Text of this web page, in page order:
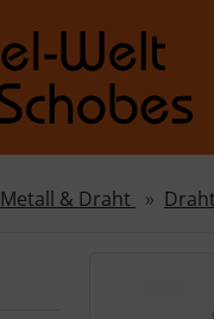
Metall & Draht Draht